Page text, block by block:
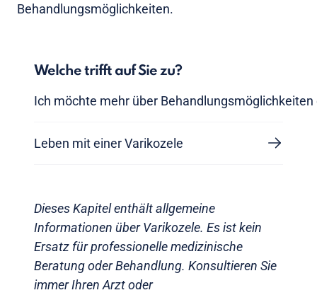
Behandlungsmöglichkeiten.
Welche trifft auf Sie zu?
Ich möchte mehr über
Leben mit einer Varikozele
Dieses Kapitel enthält allgemeine
Informationen über Varikozele. Es ist kein
Ersatz für professionelle medizinische
Beratung oder Behandlung. Konsultieren Sie
immer Ihren Arzt oder